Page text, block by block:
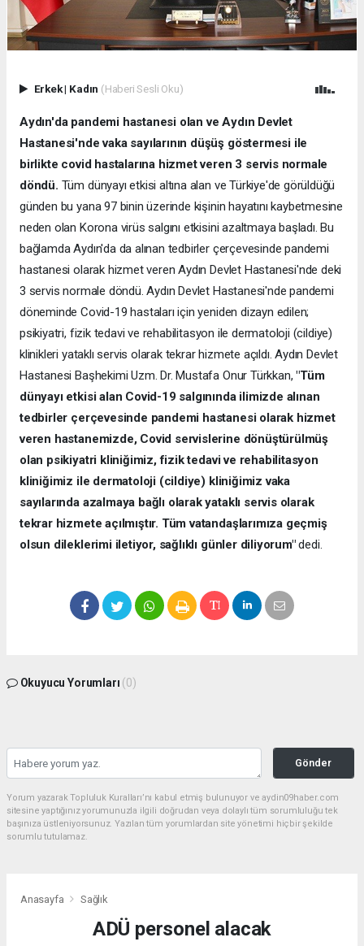
Erkek| Kadın (Haberi Sesli Oku)
Aydın'da pandemi hastanesi olan ve Aydın Devlet
Hastanesi'nde vaka sayılarının düşüş göstermesi ile
birlikte covid hastalarına hizmet veren 3 servis normale
döndü. Tüm dünyayı etkisi altına alan ve Türkiye'de görüldüğü
günden bu yana 97 binin üzerinde kişinin hayatını kaybetmesine
neden olan Korona virüs salgını etkisini azaltmaya başladı. Bu
bağlamda Aydın'da da alınan tedbirler çerçevesinde pandemi
hastanesi olarak hizmet veren Aydın Devlet Hastanesi'nde deki
3 servis normale döndü. Aydın Devlet Hastanesi'nde pandemi
döneminde Covid-19 hastaları için yeniden dizayn edilen;
psikiyatri, fizik tedavi ve rehabilitasyon ile dermatoloji (cildiye)
klinikleri yataklı servis olarak tekrar hizmete açıldı. Aydın Devlet
Hastanesi Başhekimi Uzm. Dr. Mustafa Onur Türkkan,"Tüm
dünyayı etkisi alan Covid-19 salgınında ilimizde alınan
tedbirler çerçevesinde pandemi hastanesi olarak hizmet
veren hastanemizde, Covid servislerine dönüştürülmüş
olan psikiyatri kliniğimiz, fizik tedavi ve rehabilitasyon
kliniğimiz ile dermatoloji (cildiye) kliniğimiz vaka
sayılarında azalmaya bağlı olarak yataklı servis olarak
tekrar hizmete açılmıştır. Tüm vatandaşlarımıza geçmiş
olsun dileklerimi iletiyor, sağlıklı günler diliyorum"dedi.
Okuyucu Yorumları (0)
Gönder
Yorum yazarak Topluluk Kuralları’nı kabul etmiş bulunuyor ve aydin09haber.com
sitesine yaptığınız yorumunuzla ilgili doğrudan veya dolaylı tüm sorumluluğu tek
başınıza üstleniyorsunuz. Yazılan tüm yorumlardan site yönetimi hiçbir şekilde
sorumlu tutulamaz.
Anasayfa Sağlık
ADÜ personel alacak